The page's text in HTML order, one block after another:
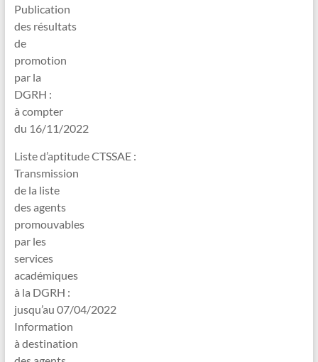
Publication
des résultats
de
promotion
par la
DGRH :
à compter
du 16/11/2022
Liste d’aptitude CTSSAE :
Transmission
de la liste
des agents
promouvables
par les
services
académiques
à la DGRH :
jusqu’au 07/04/2022
Information
à destination